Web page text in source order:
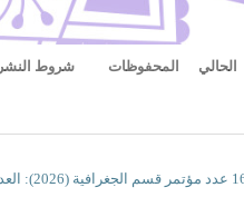
الحالي المحفوظات شروط النشر